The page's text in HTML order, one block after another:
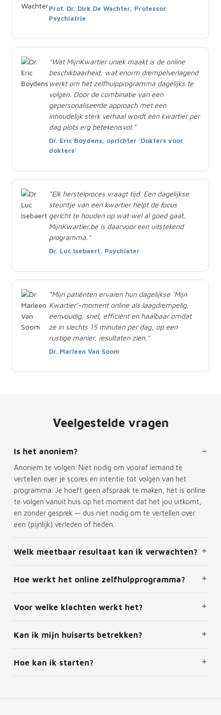
Prof. Dr. Dirk De Wachter, Professor
Psychiatrie
"Wat MijnKwartier uniek maakt is de online
beschikbaarheid, wat enorm drempelverlagend
werkt om het zelfhulpprogramma dagelijks te
volgen. Door de combinatie van een
gepersonaliseerde approach met een
inhoudelijk sterk verhaal wordt één kwartier per
dag plots erg betekenisvol."
Dr. Eric Boydens, oprichter 'Dokters voor
dokters'
"Elk herstelproces vraagt tijd. Een dagelijkse
steuntje van één kwartier helpt de focus
gericht te houden op wat wel al goed gaat.
MijnKwartier.be is daarvoor een uitstekend
programma."
Dr. Luc Isebaert, Psychiater
"Mijn patiënten ervaren hun dagelijkse 'Mijn
Kwartier'-moment online als laagdrempelig,
eenvoudig, snel, efficiënt en haalbaar omdat
ze in slechts 15 minuten per dag, op een
rustige manier, resultaten zien."
Dr. Marleen Van Soom
Veelgestelde vragen
Is het anoniem?
Anoniem te volgen. Niet nodig om vooraf iemand te
vertellen over je scores en intentie tot volgen van het
programma. Je hoeft geen afspraak te maken, het is online
te volgen vanuit huis op het moment dat het jou uitkomt,
en zonder gesprek — dus niet nodig om te vertellen over
een (pijnlijk) verleden of heden.
Welk meetbaar resultaat kan ik verwachten?
Hoe werkt het online zelfhulpprogramma?
Voor welke klachten werkt het?
Kan ik mijn huisarts betrekken?
Hoe kan ik starten?